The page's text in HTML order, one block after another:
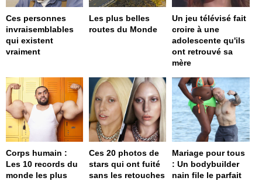
Ces personnes
invraisemblables
qui existent
vraiment
Les plus belles
routes du Monde
Un jeu télévisé fait
croire à une
adolescente qu'ils
ont retrouvé sa
mère
Corps humain :
Les 10 records du
monde les plus
Ces 20 photos de
stars qui ont fuité
sans les retouches
Mariage pour tous
: Un bodybuilder
nain file le parfait